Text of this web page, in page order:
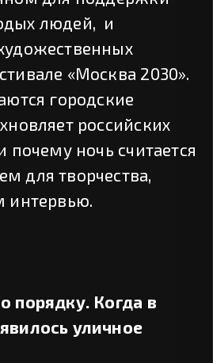
людей, и
«Москва 2030».
городские
российских
почему ночь считается
для творчества,
интервью.
порядку. Когда в
уличное